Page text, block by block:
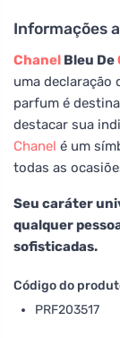
Informações
Chanel Bleu De
uma declaração
parfum é
destacar sua
Chanel é um
todas as
Seu caráter
qualquer
sofisticadas.
Código do
PRF203517